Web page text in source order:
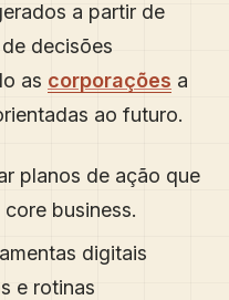
a partir de
decisões
as corporações a
ao futuro.
planos de ação que
business.
digitais
e rotinas